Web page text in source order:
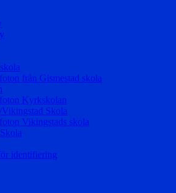
från Gismestad skola
Kyrkskolan
Skola
Vikingstads skola
identifiering